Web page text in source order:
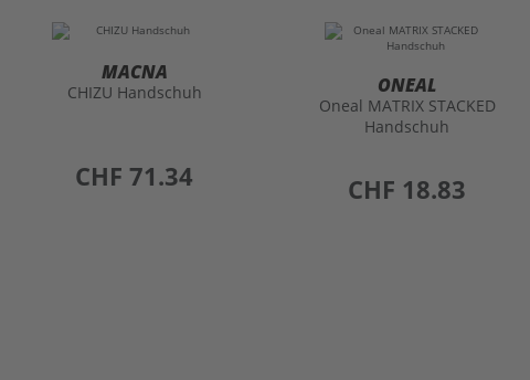
MACNA
CHIZU Handschuh
preis
CHF 71.34
ONEAL
Oneal MATRIX STACKED
Handschuh
preis
CHF 18.83